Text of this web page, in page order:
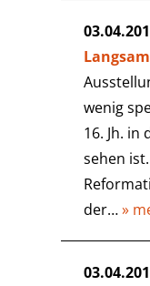
wenig
16. Jh.
sehen
der…»